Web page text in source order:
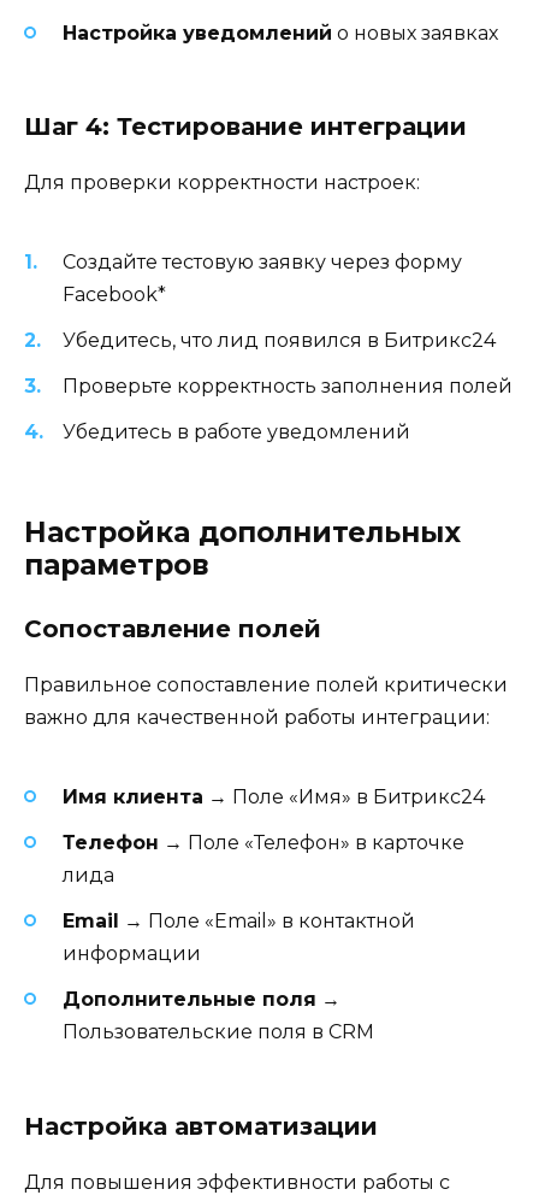
Настройка уведомлений о новых заявках
Шаг 4: Тестирование интеграции
Для проверки корректности настроек:
Создайте тестовую заявку через форму
Facebook*
Убедитесь, что лид появился в Битрикс24
Проверьте корректность заполнения полей
Убедитесь в работе уведомлений
Настройка дополнительных
параметров
Сопоставление полей
Правильное сопоставление полей критически
важно для качественной работы интеграции:
Имя клиента → Поле «Имя» в Битрикс24
Телефон → Поле «Телефон» в карточке
лида
Email
→ Поле «Email» в контактной
информации
Дополнительные поля →
Пользовательские поля в CRM
Настройка автоматизации
Для повышения эффективности работы с